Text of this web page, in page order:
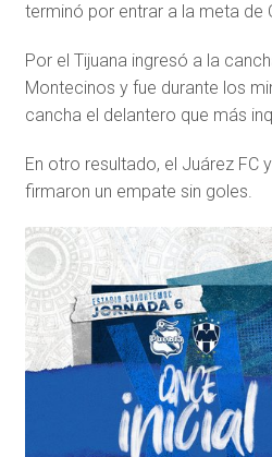
terminó por entrar a la meta de
Por el Tijuana ingresó a la
Montecinos y fue durante los
cancha el delantero que más
En otro resultado, el Juárez FC
firmaron un empate sin goles.